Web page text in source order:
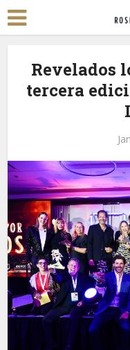
Revelados
tercera